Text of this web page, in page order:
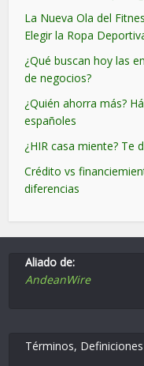
La Nueva Ola del
Elegir la Ropa
¿Qué buscan hoy las
de negocios?
¿Quién ahorra más?
españoles
¿HIR casa miente? Te
Crédito vs
diferencias
Aliado de:
AndeanWire
Términos,